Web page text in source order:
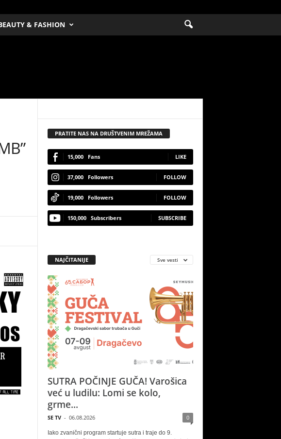
& FASHION
PRATITE NAS NA DRUŠTVENIM MREŽAMA
15,000 Fans LIKE
37,000 Followers FOLLOW
19,000 Followers FOLLOW
150,000 Subscribers SUBSCRIBE
NAJČITANIJE Sve vesti
SUTRA POČINJE GUČA! Varošica
već u ludilu: Lomi se kolo,
grme...
SE TV - 06.08.2026 0
Iako zvanični program startuje sutra i traje do 9.